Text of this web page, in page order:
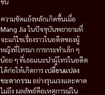
ความขัดแย้งหลักเกิดขึ้นเมื่อ
Mang Jiaในปัจจุบันพยายามที่
จะแก้ไขเรื่องราวในอดีตของผู้
หญิงที่โทรมา การกระทำเล็ก ๆ
น้อย ๆ ที่เธอแนะนำผู้โทรในอดีต
ได้ก่อให้เกิดการเปลี่ยนแปลง
ชะตากรรม อย่างรุนแรงและคาด
ไม่ถึง ผลลัพธ์คือเหตุการณ์ใน